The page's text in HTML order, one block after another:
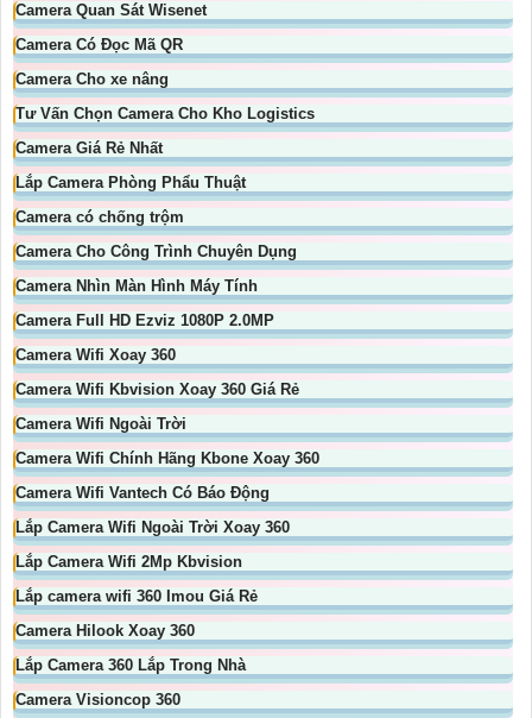
Camera Quan Sát Wisenet
Camera Có Đọc Mã QR
Camera Cho xe nâng
Tư Vấn Chọn Camera Cho Kho Logistics
Camera Giá Rẻ Nhất
Lắp Camera Phòng Phẩu Thuật
Camera có chống trộm
Camera Cho Công Trình Chuyên Dụng
Camera Nhìn Màn Hình Máy Tính
Camera Full HD Ezviz 1080P 2.0MP
Camera Wifi Xoay 360
Camera Wifi Kbvision Xoay 360 Giá Rẻ
Camera Wifi Ngoài Trời
Camera Wifi Chính Hãng Kbone Xoay 360
Camera Wifi Vantech Có Báo Động
Lắp Camera Wifi Ngoài Trời Xoay 360
Lắp Camera Wifi 2Mp Kbvision
Lắp camera wifi 360 Imou Giá Rẻ
Camera Hilook Xoay 360
Lắp Camera 360 Lắp Trong Nhà
Camera Visioncop 360